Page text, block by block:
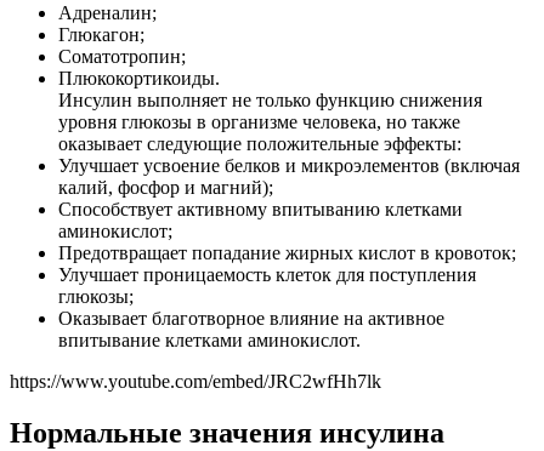
Адреналин;
Глюкагон;
Соматотропин;
Плюкокортикоиды.
Инсулин выполняет не только функцию снижения
уровня глюкозы в организме человека, но также
оказывает следующие положительные эффекты:
Улучшает усвоение белков и микроэлементов (включая
калий, фосфор и магний);
Способствует активному впитыванию клетками
аминокислот;
Предотвращает попадание жирных кислот в кровоток;
Улучшает проницаемость клеток для поступления
глюкозы;
Оказывает благотворное влияние на активное
впитывание клетками аминокислот.
https://www.youtube.com/embed/JRC2wfHh7lk
Нормальные значения инсулина